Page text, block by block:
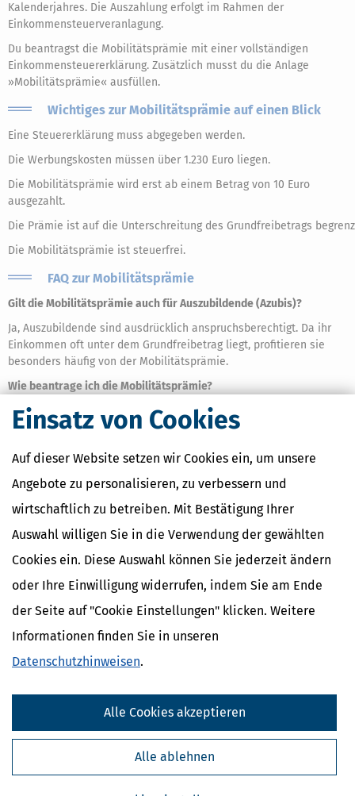
Einsatz von Cookies
Auf dieser Website setzen wir Cookies ein, um unsere
Angebote zu personalisieren, zu verbessern und
wirtschaftlich zu betreiben. Mit Bestätigung Ihrer
Auswahl willigen Sie in die Verwendung der gewählten
Cookies ein. Diese Auswahl können Sie jederzeit ändern
oder Ihre Einwilligung widerrufen, indem Sie am Ende
der Seite auf "Cookie Einstellungen" klicken. Weitere
Informationen finden Sie in unseren
Datenschutzhinweisen.
Alle ablehnen
Alle Cookies akzeptieren
Kalenderjahres. Die Auszahlung erfolgt im Rahmen der
Einkommensteuerveranlagung.
Du beantragst die Mobilitätsprämie mit einer vollständigen
Einkommensteuererklärung. Zusätzlich musst du die Anlage
»Mobilitätsprämie« ausfüllen.
Wichtiges zur Mobilitätsprämie auf einen Blick
Eine Steuererklärung muss abgegeben werden.
Die Werbungskosten müssen über 1.230 Euro liegen.
Die Mobilitätsprämie wird erst ab einem Betrag von 10 Euro
ausgezahlt.
Die Prämie ist auf die Unterschreitung des Grundfreibetrags
Die Mobilitätsprämie ist steuerfrei.
FAQ zur Mobilitätsprämie
Gilt die Mobilitätsprämie auch für Auszubildende (Azubis)?
Ja, Auszubildende sind ausdrücklich anspruchsberechtigt. Da ihr
Einkommen oft unter dem Grundfreibetrag liegt, profitieren sie
besonders häufig von der Mobilitätsprämie.
Wie beantrage ich die Mobilitätsprämie?
Du beantragst die Mobilitätsprämie über deine
Einkommensteuererklärung. Dazu musst du die Anlage
Die Auszahlung erfolgt nach Bearbeitung deiner Steuererklärung
zusammen mit dem Steuerbescheid. Das kann mehrere Wochen
Monate dauern.
Ist die Mobilitätsprämie steuerfrei?
versteuert werden.
Gibt es eine Mindestgrenze für die Auszahlung?
Ja. Die Mobilitätsprämie wird nur ausgezahlt, wenn sie mindestens
Euro beträgt.
Mögliche Gründe sind: Die Entfernung beträgt weniger als 21 km, die
Werbungskosten liegen unter 1.230 Euro, dein Einkommen übersteigt
den Grundfreibetrag oder die Prämie liegt unter der Mindestgrenze